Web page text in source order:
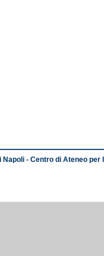
Napoli - Centro di Ateneo per